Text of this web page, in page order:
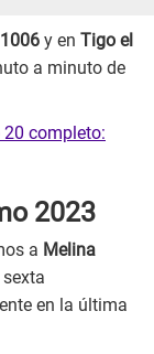
y en Tigo el
a minuto de
completo:
2023
a Melina
en la última